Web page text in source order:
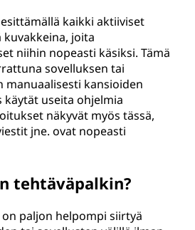
kaikki aktiiviset
joita
niihin nopeasti käsiksi. Tämä
sovelluksen tai
manuaalisesti kansioiden
käytät useita ohjelmia
näkyvät myös tässä,
jne. ovat nopeasti
tehtäväpalkin?
paljon helpompi siirtyä